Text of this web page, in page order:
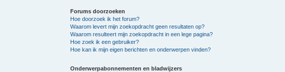
Forums doorzoeken
Hoe doorzoek ik het forum?
Waarom levert mijn zoekopdracht geen resultaten op?
Waarom resulteert mijn zoekopdracht in een lege pagina?
Hoe zoek ik een gebruiker?
Hoe kan ik mijn eigen berichten en onderwerpen vinden?
Onderwerpabonnementen en bladwijzers